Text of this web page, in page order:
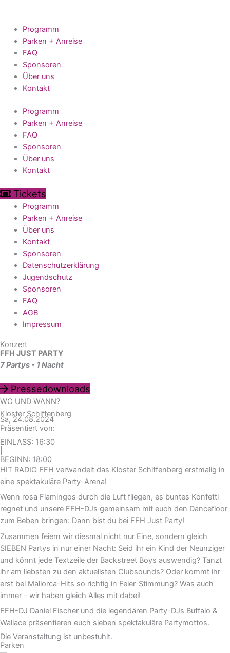
springenProgramm
Parken + Anreise
FAQ
Sponsoren
Über uns
Kontakt
Programm
Parken + Anreise
FAQ
Sponsoren
Über uns
Kontakt
Tickets
Programm
Parken + Anreise
Über uns
Kontakt
Sponsoren
Datenschutzerklärung
Jugendschutz
Sponsoren
FAQ
AGB
Impressum
Konzert
FFH JUST PARTY
7 Partys - 1 Nacht
Pressedownloads
WO UND WANN?
Kloster Schiffenberg
Sa, 24.08.2024
Präsentiert von:
EINLASS: 16:30
BEGINN: 18:00
HIT RADIO FFH verwandelt das Kloster Schiffenberg erstmalig in
eine spektakuläre Party-Arena!
Wenn rosa Flamingos durch die Luft fliegen, es buntes Konfetti
regnet und unsere FFH-DJs gemeinsam mit euch den Dancefloor
zum Beben bringen: Dann bist du bei FFH Just Party!
Zusammen feiern wir diesmal nicht nur Eine, sondern gleich
SIEBEN Partys in nur einer Nacht: Seid ihr ein Kind der Neunziger
und könnt jede Textzeile der Backstreet Boys auswendig? Tanzt
ihr am liebsten zu den aktuellsten Clubsounds? Oder kommt ihr
erst bei Mallorca-Hits so richtig in Feier-Stimmung? Was auch
immer – wir haben gleich Alles mit dabei!
FFH-DJ Daniel Fischer und die legendären Party-DJs Buffalo &
Wallace präsentieren euch sieben spektakuläre Partymottos.
Die Veranstaltung ist unbestuhlt.
Parken